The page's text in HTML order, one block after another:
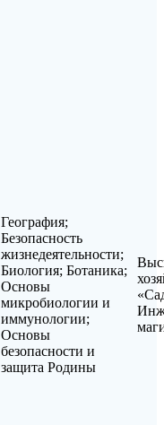
География;
Безопасность
жизнедеятельности;
Биология; Ботаника;
Основы
микробиологии и
иммунологии;
Основы
безопасности и
защита Родины